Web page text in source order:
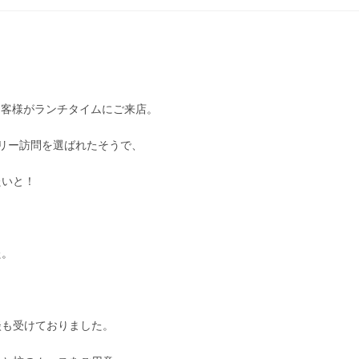
様がランチタイムにご来店。
訪問を選ばれたそうで、
と！
受けておりました。